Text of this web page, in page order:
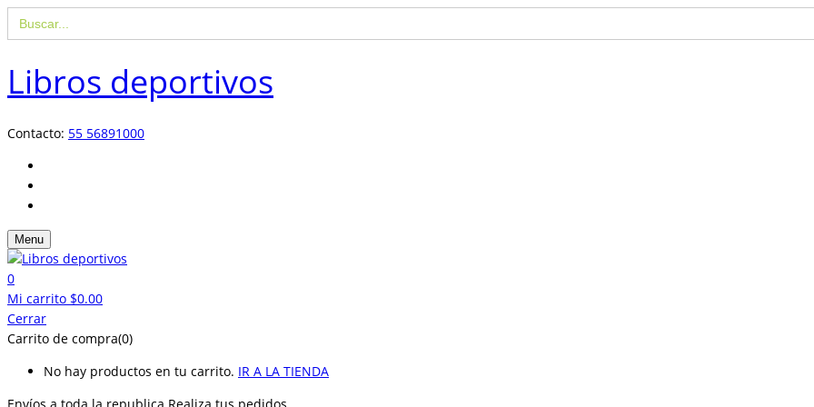
Buscar:
Libros deportivos
Contacto: 55 56891000
Menu
0
Mi carrito $0.00
Cerrar
Carrito de compra(0)
No hay productos en tu carrito. IR A LA TIENDA